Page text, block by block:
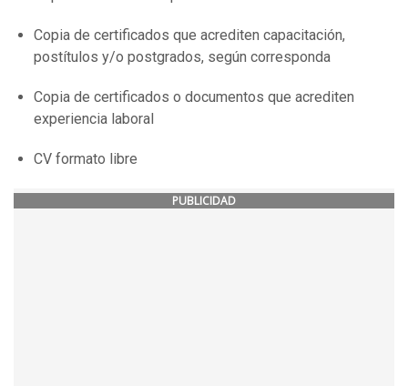
Copia de certificados que acrediten capacitación,
postítulos y/o postgrados, según corresponda
Copia de certificados o documentos que acrediten
experiencia laboral
CV formato libre
PUBLICIDAD